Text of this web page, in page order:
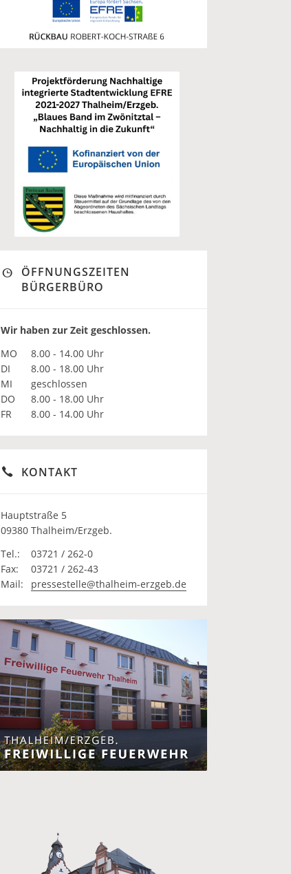
ÖFFNUNGSZEITEN
BÜRGERBÜRO
Wir haben zur Zeit geschlossen.
MO
8.00 - 14.00 Uhr
DI
8.00 - 18.00 Uhr
MI
geschlossen
DO
8.00 - 18.00 Uhr
FR
8.00 - 14.00 Uhr
KONTAKT
Hauptstraße 5
09380 Thalheim/Erzgeb.
Tel.:
03721 / 262-0
Fax:
03721 / 262-43
Mail:
pressestelle@thalheim-erzgeb.de